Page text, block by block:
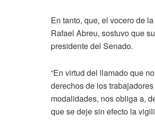
En tanto, que, el vocero de
Rafael Abreu, sostuvo que
presidente del Senado.
“En virtud del llamado que
derechos de los
modalidades, nos obliga a,
que se deje sin efecto la